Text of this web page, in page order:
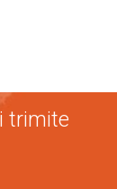
trimite